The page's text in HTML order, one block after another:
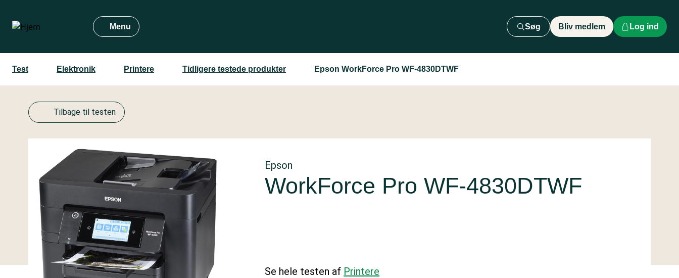
hovedindhold
Menu Søg Bliv medlem Log ind
Test Elektronik Printere Tidligere testede produkter Epson WorkForce Pro WF-4830DTWF
Tilbage til testen
Epson
WorkForce Pro WF-4830DTWF
Se hele testen af Printere